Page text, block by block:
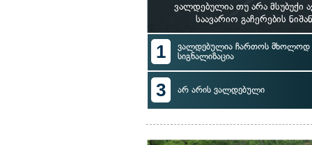
ვალდებულია თუ არა მსუბუქი
საავარიო გაჩერების
1
ვალდებულია ჩართოს მხოლოდ
სიგნალიზაცია
3 არ არის ვალდებული